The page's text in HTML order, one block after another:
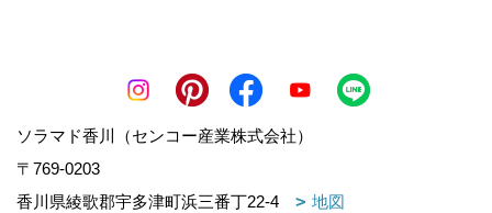
ソラマド香川（センコー産業株式会社）
〒769-0203
香川県綾歌郡宇多津町浜三番丁22-4
地図